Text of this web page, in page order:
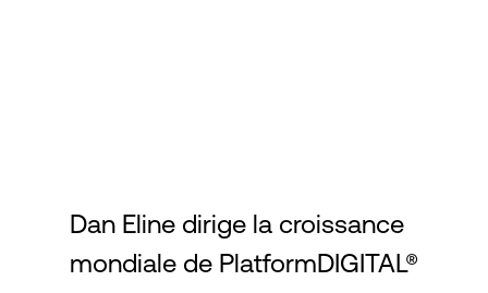
Dan Eline dirige la croissance
mondiale de PlatformDIGITAL®